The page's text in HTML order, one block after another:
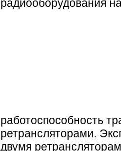
радиооборудования
работоспособность
ретрансляторами.
двумя